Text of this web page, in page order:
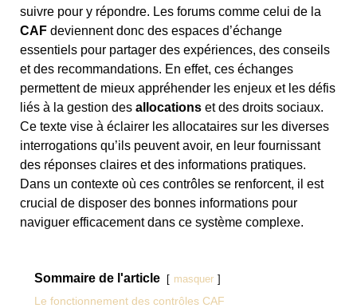
suivre pour y répondre. Les forums comme celui de la
CAF deviennent donc des espaces d’échange
essentiels pour partager des expériences, des conseils
et des recommandations. En effet, ces échanges
permettent de mieux appréhender les enjeux et les défis
liés à la gestion des allocations et des droits sociaux.
Ce texte vise à éclairer les allocataires sur les diverses
interrogations qu’ils peuvent avoir, en leur fournissant
des réponses claires et des informations pratiques.
Dans un contexte où ces contrôles se renforcent, il est
crucial de disposer des bonnes informations pour
naviguer efficacement dans ce système complexe.
Sommaire de l'article masquer
Le fonctionnement des contrôles CAF